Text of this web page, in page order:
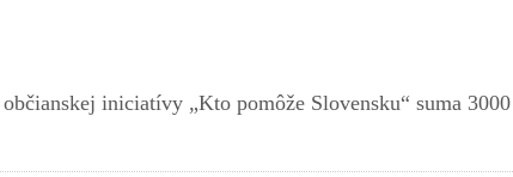
iniciatívy „Kto pomôže Slovensku“ suma